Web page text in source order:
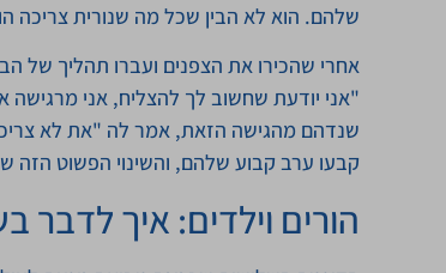
שלהם. הוא לא הבין שכל מה שנורית צריכה
אחרי שהכירו את הצפנים ועברו תהליך של
"אני יודעת שחשוב לך להצליח, אני
שנדהם מהגישה הזאת, אמר לה "את לא
קבעו ערב קבוע שלהם, והשינוי הפשוט הזה
הורים וילדים: איך